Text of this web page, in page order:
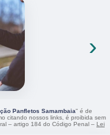
›
Panfletos Samambaia" é de
citando nossos links, é proibida sem
– artigo 184 do Código Penal – Lei